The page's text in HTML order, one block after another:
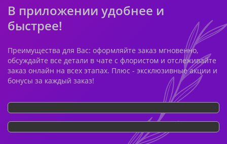
В приложении удобнее и
быстрее!
Преимущества для Вас: оформляйте заказ мгновенно,
обсуждайте все детали в чате с флористом и отслеживайте
заказ онлайн на всех этапах. Плюс - эксклюзивные акции и
бонусы за каждый заказ!